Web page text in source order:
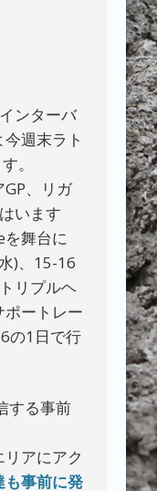
ンターバ
週末ラト
。
、リガ
います
舞台に
)、15-16
リプルヘ
ポートレー
の1日で行
する事前
アにアク
も事前に発